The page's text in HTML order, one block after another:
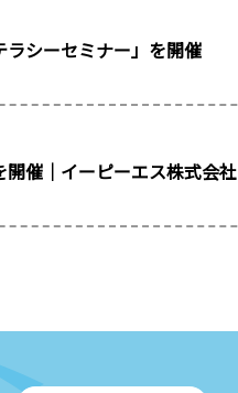
シーセミナー」を開催
催｜イーピーエス株式会社